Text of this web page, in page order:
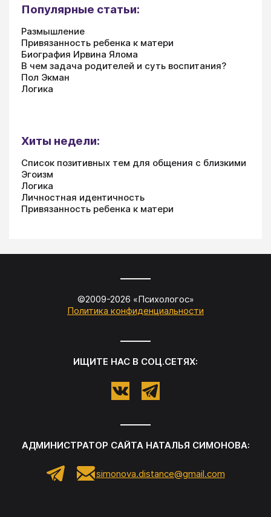
Популярные статьи:
Размышление
Привязанность ребенка к матери
Биография Ирвина Ялома
В чем задача родителей и суть воспитания?
Пол Экман
Логика
Хиты недели:
Список позитивных тем для общения с близкими
Эгоизм
Логика
Личностная идентичность
Привязанность ребенка к матери
©2009-2026 «Психологос»
Политика конфиденциальности
ИЩИТЕ НАС В СОЦ.СЕТЯХ:
АДМИНИСТРАТОР САЙТА НАТАЛЬЯ СИМОНОВА:
simonova.distance@gmail.com